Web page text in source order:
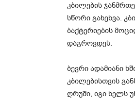
კბილების
სწორი გახეხვა.
ბაქტერიების
დაგროვდეს.
ბევრი ადამიანი
კბილებისთვის
ღრუში, იგი ხელს